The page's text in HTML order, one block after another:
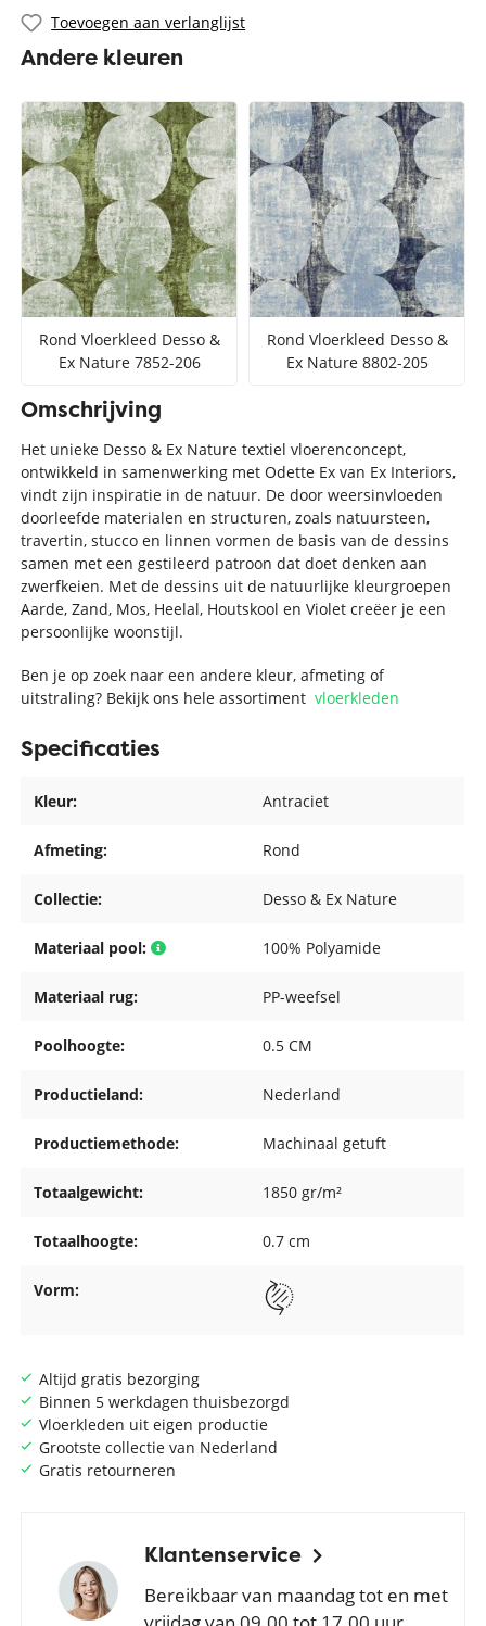
Toevoegen aan verlanglijst
Andere kleuren
Rond Vloerkleed Desso &
Ex Nature 7852-206
Rond Vloerkleed Desso &
Ex Nature 8802-205
Altijd gratis bezorging
Binnen 5 werkdagen thuisbezorgd
Vloerkleden uit eigen productie
Grootste collectie van Nederland
Gratis retourneren
Klantenservice
Bereikbaar van maandag tot en met
Omschrijving
Het unieke Desso & Ex Nature textiel vloerenconcept,
ontwikkeld in samenwerking met Odette Ex van Ex Interiors,
vindt zijn inspiratie in de natuur. De door weersinvloeden
doorleefde materialen en structuren, zoals natuursteen,
travertin, stucco en linnen vormen de basis van de dessins
samen met een gestileerd patroon dat doet denken aan
zwerfkeien. Met de dessins uit de natuurlijke kleurgroepen
Aarde, Zand, Mos, Heelal, Houtskool en Violet creëer je een
persoonlijke woonstijl.
Ben je op zoek naar een andere kleur, afmeting of
uitstraling? Bekijk ons hele assortimentvloerkleden
Specificaties
Kleur: Antraciet
Afmeting: Rond
Collectie: Desso & Ex Nature
Materiaal pool: 100% Polyamide
Materiaal rug: PP-weefsel
Poolhoogte: 0.5 CM
Productieland: Nederland
Productiemethode: Machinaal getuft
Totaalgewicht: 1850 gr/m²
Totaalhoogte: 0.7 cm
Vorm: